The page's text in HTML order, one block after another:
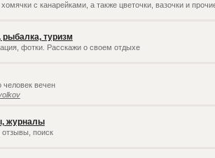
с канарейками, а также цветочки, вазочки и
рыбалка, туризм
фотки. Расскажи о своем отдыхе
человек вечен
журналы
поиск